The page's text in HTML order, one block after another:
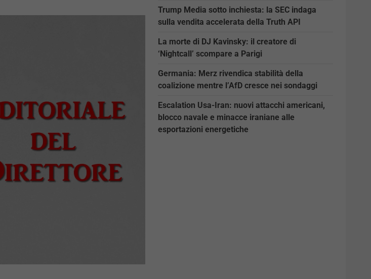
Trump Media sotto inchiesta: la SEC indaga
sulla vendita accelerata della Truth API
La morte di DJ Kavinsky: il creatore di
‘Nightcall’ scompare a Parigi
Germania: Merz rivendica stabilità della
coalizione mentre l’AfD cresce nei sondaggi
Escalation Usa-Iran: nuovi attacchi americani,
blocco navale e minacce iraniane alle
esportazioni energetiche